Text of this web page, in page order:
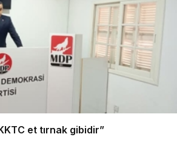
et tırnak gibidir”